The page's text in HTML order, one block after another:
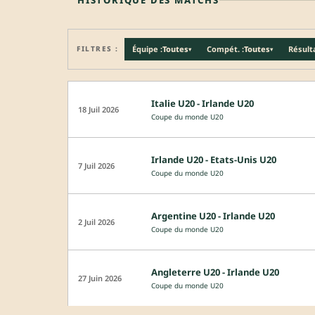
FILTRES : Équipe :Toutes▾ Compét. :Toutes▾
18 Juil 2026 Italie U20 - Irlande U20
Coupe du monde U20
7 Juil 2026 Irlande U20 - Etats-Unis U20
Coupe du monde U20
2 Juil 2026 Argentine U20 - Irlande U20
Coupe du monde U20
27 Juin 2026 Angleterre U20 - Irlande U20
Coupe du monde U20